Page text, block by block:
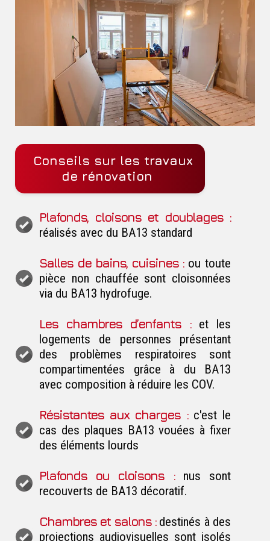
Conseils sur les travaux
de rénovation
Plafonds, cloisons et doublages :
réalisés avec du BA13 standard
Salles de bains, cuisines :ou toute
pièce non chauffée sont cloisonnées
via du BA13 hydrofuge.
Les chambres d’enfants : et les
logements de personnes présentant
des problèmes respiratoires sont
compartimentées grâce à du BA13
avec composition à réduire les COV.
Résistantes aux charges :c'est le
cas des plaques BA13 vouées à fixer
des éléments lourds
Plafonds ou cloisons :nus sont
recouverts de BA13 décoratif.
Chambres et salons :destinés à des
projections audiovisuelles sont isolés